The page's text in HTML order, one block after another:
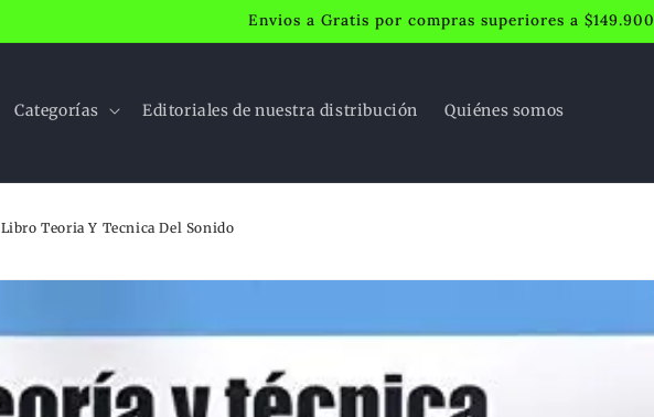
Envios a Gratis por compras superiores a $149.900
Categorías Editoriales de nuestra distribución Quiénes somos
Libro Teoria Y Tecnica Del Sonido